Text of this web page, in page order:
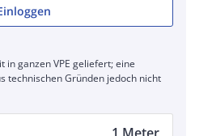
ganzen VPE geliefert; eine
technischen Gründen jedoch nicht